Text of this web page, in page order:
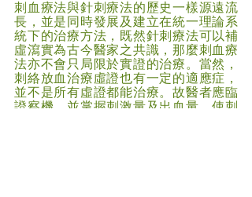
刺血療法與針刺療法的歷史一樣源遠流
長，並是同時發展及建立在統一理論系
統下的治療方法，既然針刺療法可以補
虛瀉實為古今醫家之共識，那麼刺血療
法亦不會只局限於實證的治療。當然，
刺絡放血治療虛證也有一定的適應症，
並不是所有虛證都能治療。故醫者應臨
證察機，並掌握刺激量及出血量，使刺